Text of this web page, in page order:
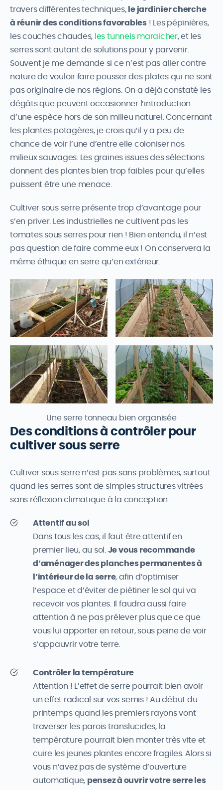
travers différentes techniques, le jardinier cherche
à réunir des conditions favorables! Les pépinières,
les couches chaudes, les tunnels maraicher, et les
serres sont autant de solutions pour y parvenir.
Souvent je me demande si ce n’est pas aller contre
nature de vouloir faire pousser des plates qui ne sont
pas originaire de nos régions. On a déjà constaté les
dégâts que peuvent occasionner l’introduction
d’une espèce hors de son milieu naturel. Concernant
les plantes potagères, je crois qu’il y a peu de
chance de voir l’une d’entre elle coloniser nos
milieux sauvages. Les graines issues des sélections
donnent des plantes bien trop faibles pour qu’elles
puissent être une menace.
Cultiver sous serre présente trop d’avantage pour
s’en priver. Les industrielles ne cultivent pas les
tomates sous serres pour rien ! Bien entendu, il n’est
pas question de faire comme eux ! On conservera la
même éthique en serre qu’en extérieur.
Une serre tonneau bien organisée
Des conditions à contrôler pour
cultiver sous serre
Cultiver sous serre n’est pas sans problèmes, surtout
quand les serres sont de simples structures vitrées
sans réflexion climatique à la conception.
Attentif au sol
Dans tous les cas, il faut être attentif en
premier lieu, au sol. Je vous recommande
d’aménager des planches permanentes à
l’intérieur de la serre, afin d’optimiser
l’espace et d’éviter de piétiner le sol qui va
recevoir vos plantes. Il faudra aussi faire
attention à ne pas prélever plus que ce que
vous lui apporter en retour, sous peine de voir
s’appauvrir votre terre.
Contrôler la température
Attention ! L’effet de serre pourrait bien avoir
un effet radical sur vos semis ! Au début du
printemps quand les premiers rayons vont
traverser les parois translucides, la
température pourrait bien monter très vite et
cuire les jeunes plantes encore fragiles. Alors si
vous n’avez pas de système d’ouverture
automatique, pensez à ouvrir votre serre les